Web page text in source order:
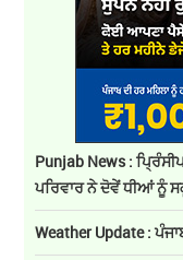
Punjab News :
ਪਰਿਵਾਰ ਨੇ ਦੋਵੇਂ ਧੀਆਂ ਨੂੰ
Weather Update :